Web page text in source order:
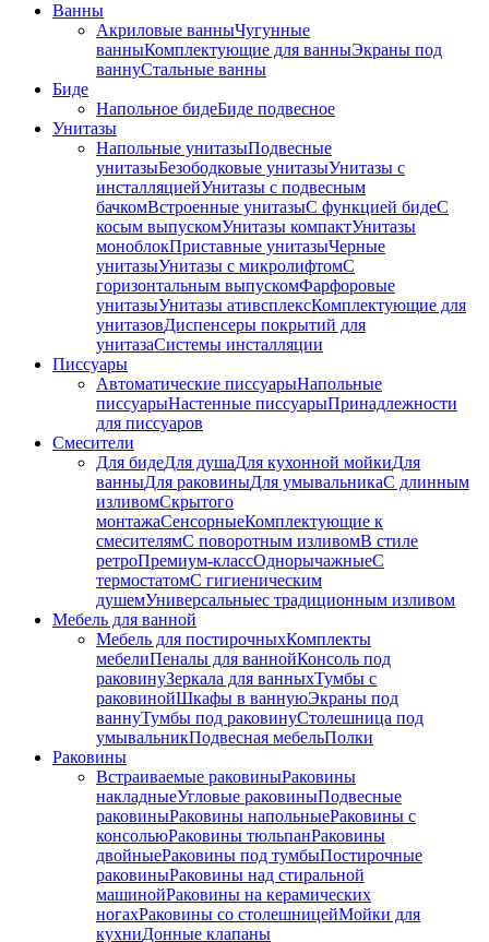
Ванны
Акриловые ванныЧугунные
ванныКомплектующие для ванныЭкраны под
ваннуСтальные ванны
Биде
Напольное бидеБиде пoдвеснoе
Унитазы
Напольные унитазыПодвесные
унитазыБезободковые унитазыУнитазы с
инсталляциейУнитазы с подвесным
бачкомВстроенные унитазыС функцией бидеС
косым выпускомУнитазы компактУнитазы
моноблокПриставные унитазыЧерные
унитазыУнитазы с микролифтомC
горизонтальным выпускомФарфоровые
унитазыУнитазы ативсплексКомплектующие для
унитазовДиспенсеры покрытий для
унитазаСистемы инсталляции
Писсуары
Автоматические писсуарыНапольные
писсуарыНастенные писсуарыПринадлежности
для писсуаров
Смесители
Для бидеДля душаДля кухонной мойкиДля
ванныДля раковиныДля умывальникаС длинным
изливомСкрытого
монтажаСенсорныеКомплектующие к
смесителямС поворотным изливомВ стиле
ретроПремиум-классОднорычажныеС
термостатомС гигиеническим
душемУниверсальныес традиционным изливом
Мебель для ванной
Мебель для постирочныхКомплекты
мебелиПеналы для ваннойКонсоль под
раковинуЗеркала для ванныхТумбы с
раковинойШкафы в ваннуюЭкраны под
ваннуТумбы под раковинуСтолешница под
умывальникПодвесная мебельПолки
Раковины
Встраиваемые раковиныРаковины
накладныеУгловые раковиныПодвесные
раковиныРаковины напольныеРаковины с
консольюРаковины тюльпанРаковины
двойныеРаковины под тумбыПостирочные
раковиныРаковины над стиральной
машинойРаковины на керамических
ногахРаковины со столешницейМойки для
кухниДонные клапаны